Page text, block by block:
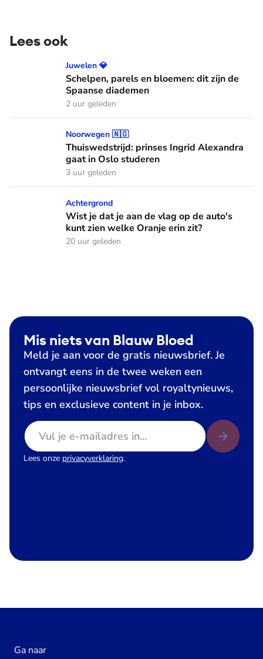
Lees ook
Schelpen, parels en bloemen: dit zijn de Spaanse diademen
Juwelen 💎
Schelpen, parels en bloemen: dit zijn de
Spaanse diademen
2 uur geleden
Thuiswedstrijd: prinses Ingrid Alexandra gaat in Oslo
Noorwegen 🇳🇴
Thuiswedstrijd: prinses Ingrid Alexandra
gaat in Oslo studeren
3 uur geleden
Wist je dat je aan de vlag op de auto's kunt zien welke
Achtergrond
Wist je dat je aan de vlag op de auto's
kunt zien welke Oranje erin zit?
20 uur geleden
Mis niets van Blauw Bloed
Meld je aan voor de gratis nieuwsbrief. Je
ontvangt eens in de twee weken een
persoonlijke nieuwsbrief vol royaltynieuws,
tips en exclusieve content in je inbox.
E-mailadres
Lees onze privacyverklaring.
Ga naar